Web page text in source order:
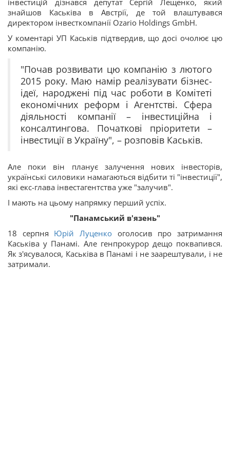
знайшов Каськіва в Австрії, де той влаштувався
директором інвесткомпанії Ozario Holdings GmbH.
У коментарі УП Каськів підтвердив, що досі очолює цю
компанію.
"Почав розвивати цю компанію з лютого
2015 року. Маю намір реалізувати бізнес-
ідеї, народжені під час роботи в Комітеті
економічних реформ і Агентстві. Сфера
діяльності компанії – інвестиційна і
консалтингова. Початкові пріоритети –
інвестиції в Україну", – розповів Каськів.
Але поки він планує залучення нових інвесторів,
українські силовики намагаються відбити ті "інвестиції",
які екс-глава інвестагентства уже "залучив".
І мають на цьому напрямку перший успіх.
"Панамський в'язень"
18 серпня Юрій Луценко оголосив про затримання
Каськіва у Панамі. Але генпрокурор дещо поквапився.
Як з'ясувалося, Каськіва в Панамі і не заарештували, і не
затримали.